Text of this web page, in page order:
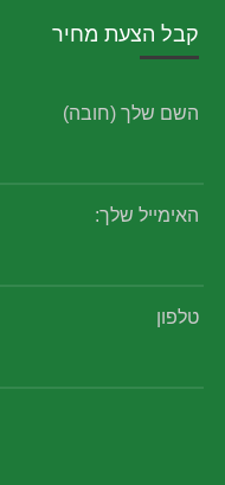
קבל הצעת מחיר
השם שלך (חובה)
האימייל שלך:
טלפון